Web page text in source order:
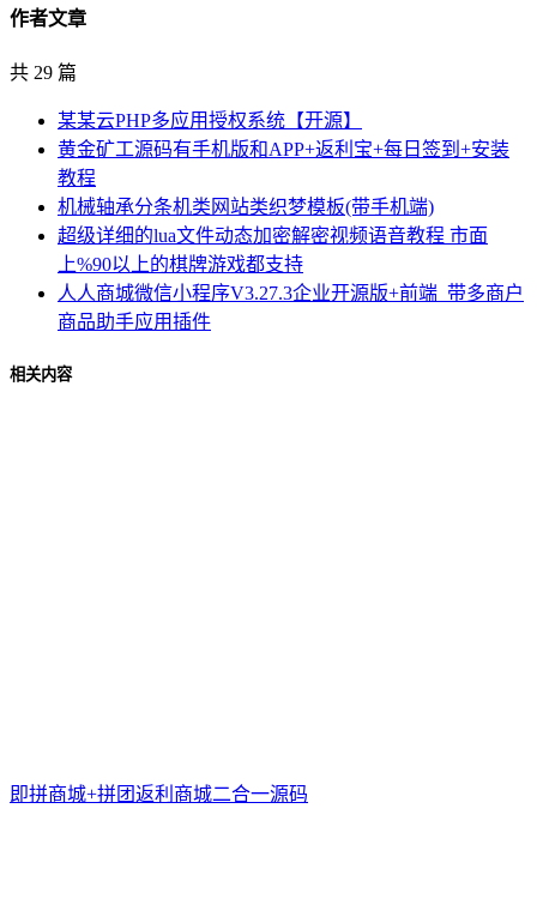
作者文章
共 29 篇
某某云PHP多应用授权系统【开源】
黄金矿工源码有手机版和APP+返利宝+每日签到+安装
教程
机械轴承分条机类网站类织梦模板(带手机端)
超级详细的lua文件动态加密解密视频语音教程 市面
上%90以上的棋牌游戏都支持
人人商城微信小程序V3.27.3企业开源版+前端_带多商户
商品助手应用插件
相关内容
即拼商城+拼团返利商城二合一源码